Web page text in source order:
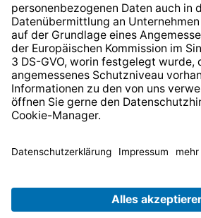
* Alle Preise inkl. gesetzl.
anders angegeben.
© 2026 TechniSat